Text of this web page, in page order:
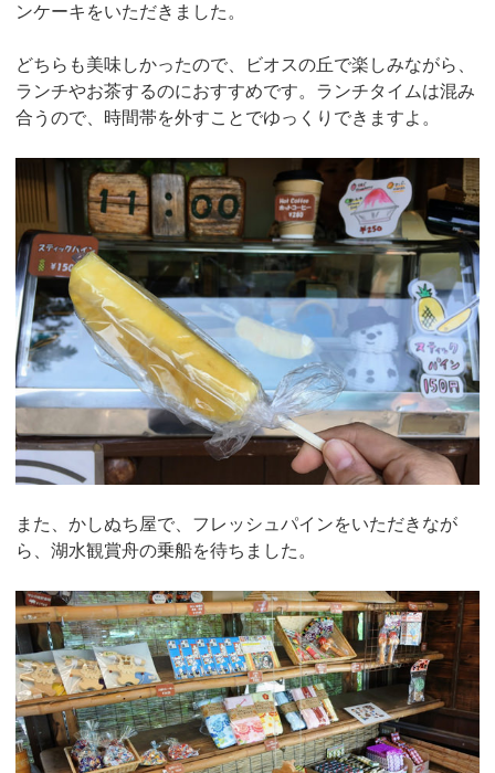
ンケーキをいただきました。
どちらも美味しかったので、ビオスの丘で楽しみながら、
ランチやお茶するのにおすすめです。ランチタイムは混み
合うので、時間帯を外すことでゆっくりできますよ。
また、かしぬち屋で、フレッシュパインをいただきなが
ら、湖水観賞舟の乗船を待ちました。